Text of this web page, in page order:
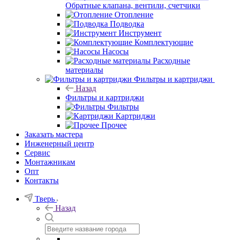
Обратные клапана, вентили, счетчики
Отопление
Подводка
Инструмент
Комплектующие
Насосы
Расходные
материалы
Фильтры и картриджи
Назад
Фильтры и картриджи
Фильтры
Картриджи
Прочее
Заказать мастера
Инженерный центр
Сервис
Монтажникам
Опт
Контакты
Тверь
Назад